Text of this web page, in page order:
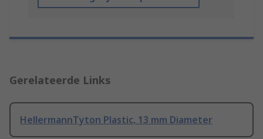
Gerelateerde Links
HellermannTyton Plastic, 13 mm Diameter